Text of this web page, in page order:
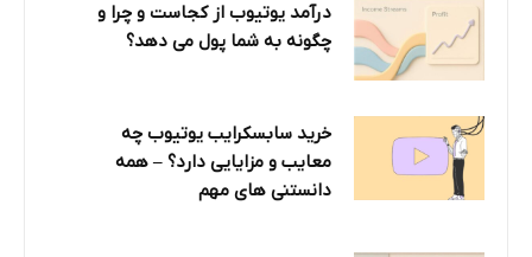
درآمد یوتیوب از کجاست و چرا و
چگونه به شما پول می دهد؟
خرید سابسکرایب یوتیوب چه
معایب و مزایایی دارد؟‌ – همه
دانستنی های مهم